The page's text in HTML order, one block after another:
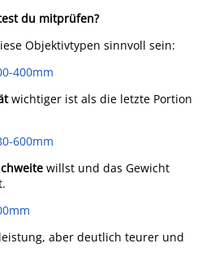
du mitprüfen?
Objektivtypen sinnvoll sein:
400mm
wichtiger ist als die letzte Portion
600mm
willst und das Gewicht
aber deutlich teurer und